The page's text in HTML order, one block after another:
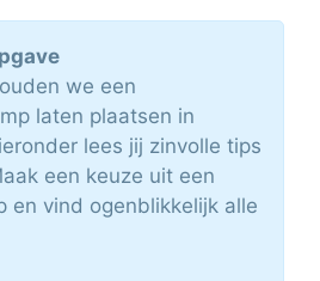
we een
laten plaatsen in
lees jij zinvolle tips
een keuze uit een
en vind ogenblikkelijk alle